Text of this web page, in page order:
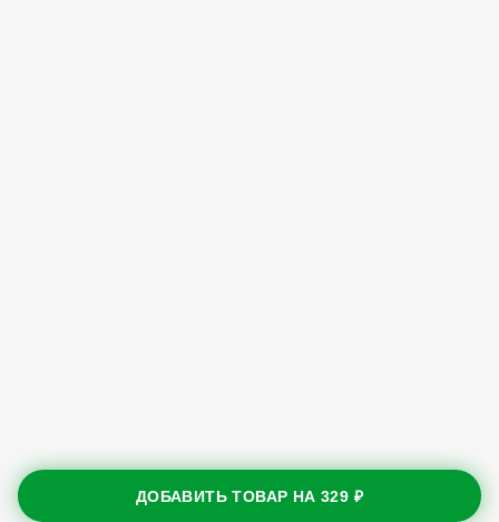
ДОБАВИТЬ ТОВАР НА329 ₽